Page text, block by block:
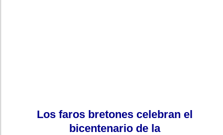
Los faros bretones celebran el
bicentenario de la